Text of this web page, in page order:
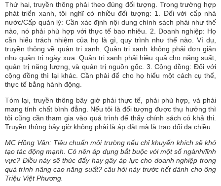
Thứ hai, truyền thông phải theo đúng đối tượng. Trong trường hợp
phát triển xanh, tôi nghĩ có nhiều đối tượng: 1. Đối với cấp nhà
nước/Cấp quản lý: Cần xác định nội dung chính sách phải như thế
nào, nó phải phù hợp với thực tế bao nhiêu. 2. Doanh nghiệp: Họ
cần hiểu trách nhiệm của họ là gì, quy trình như thế nào. Ví dụ,
truyền thông về quản trị xanh. Quản trị xanh không phải đơn giản
như quản trị ngày xưa. Quản trị xanh phải hiệu quả cho năng suất,
quản trị năng lượng, và quản trị nguồn gốc. 3. Cộng đồng: Đối với
cộng đồng thì lại khác. Cần phải để cho họ hiểu một cách cụ thể,
thực tế bằng hành động.
Tóm lại, truyền thông bây giờ phải thực tế, phải phù hợp, và phải
mang tính chất bình đẳng. Nếu tôi là đối tượng được thụ hưởng thì
tôi cũng cần tham gia vào quá trình để thấy chính sách có khả thi.
Truyền thông bây giờ không phải là áp đặt mà là trao đổi đa chiều.
MC Hồng Vân: Tiêu chuẩn môi trường nếu chỉ khuyến khích sẽ khó
tạo tác động mạnh. Có nên áp dụng bắt buộc với một số ngành/lĩnh
vực? Điều này sẽ thúc đẩy hay gây áp lực cho doanh nghiệp trong
quá trình nâng cao năng suất? câu hỏi này trước hết dành cho ông
Triệu Việt Phương.